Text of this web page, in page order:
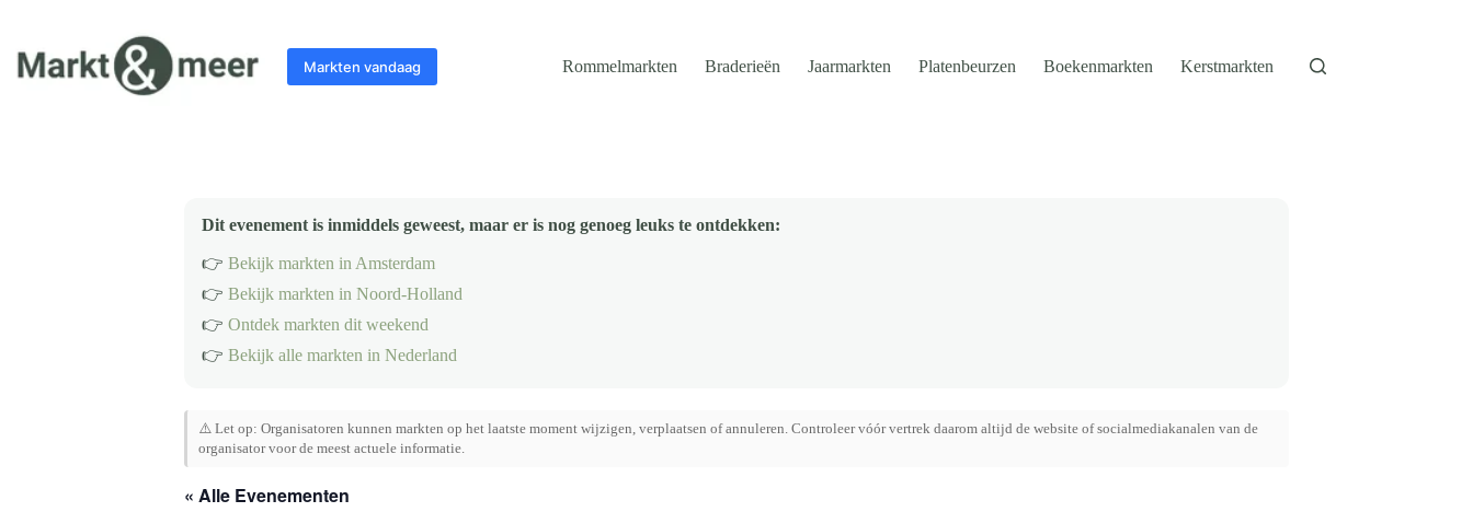
inhoud
Markten vandaag Rommelmarkten Braderieën Jaarmarkten Platenbeurzen Boekenmarkten Kerstmarkten
Dit evenement is inmiddels geweest, maar er is nog genoeg leuks te ontdekken:
👉 Bekijk markten in Amsterdam
👉 Bekijk markten in Noord-Holland
👉 Ontdek markten dit weekend
👉 Bekijk alle markten in Nederland
⚠️ Let op: Organisatoren kunnen markten op het laatste moment wijzigen, verplaatsen of annuleren. Controleer vóór vertrek daarom altijd de website of socialmediakanalen van de
organisator voor de meest actuele informatie.
« Alle Evenementen